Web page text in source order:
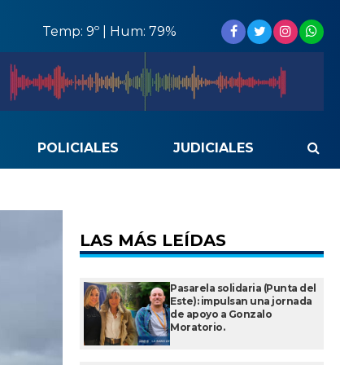
Temp: 9º | Hum: 79%
POLICIALES JUDICIALES
LAS MÁS LEÍDAS
Pasarela solidaria (Punta del
Este): impulsan una jornada
de apoyo a Gonzalo
Moratorio.